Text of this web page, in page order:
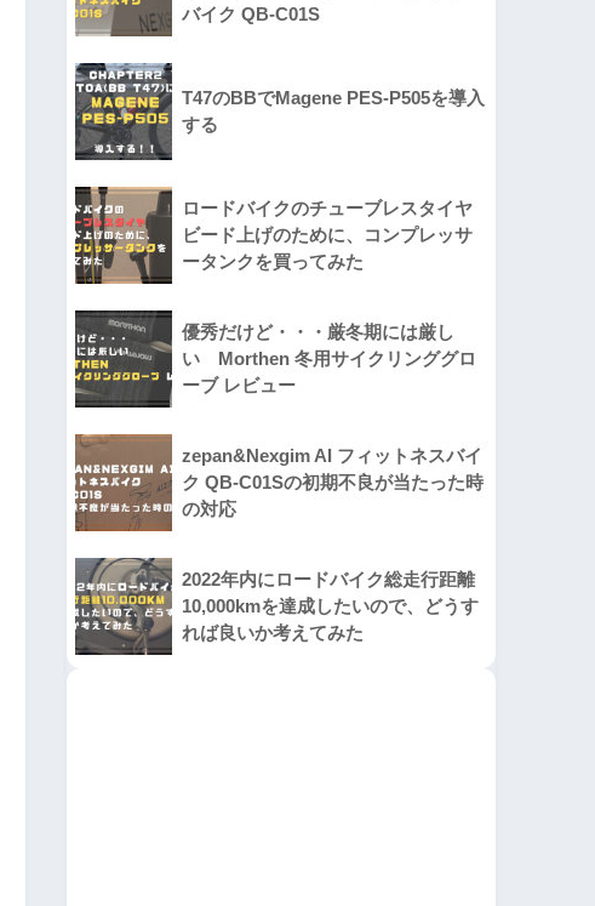
バイク QB-C01S
T47のBBでMagene PES-P505を導入
する
ロードバイクのチューブレスタイヤ
ビード上げのために、コンプレッサ
ータンクを買ってみた
優秀だけど・・・厳冬期には厳し
い Morthen 冬用サイクリンググロ
ーブ レビュー
zepan&Nexgim AI フィットネスバイ
ク QB-C01Sの初期不良が当たった時
の対応
2022年内にロードバイク総走行距離
10,000kmを達成したいので、どうす
れば良いか考えてみた